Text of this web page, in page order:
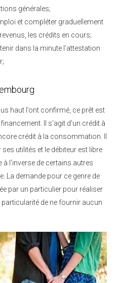
générales;
et compléter graduellement
les crédits en cours;
dans la minute l’attestation
haut l’ont confirmé, ce prêt est
Il s’agit d’un crédit à
crédit à la consommation. Il
utilités et le débiteur est libre
l’inverse de certains autres
La demande pour ce genre de
par un particulier pour réaliser
de ne fournir aucun